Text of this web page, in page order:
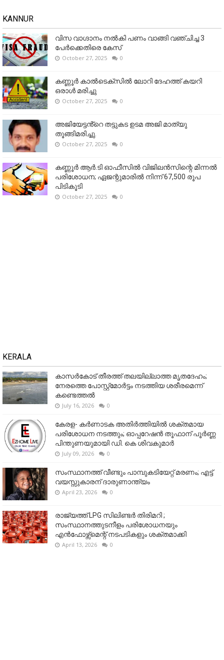
KANNUR
വിസ വാഗ്ദാനം നൽകി പണം വാങ്ങി വഞ്ചിച്ച 3
പേർക്കെതിരെ കേസ്
October 27, 2025 0
കണ്ണൂര്‍ കാല്‍ടെക്‌സില്‍ ലോറി ദേഹത്ത് കയറി
ഒരാള്‍ മരിച്ചു
October 27, 2025 0
അജിയേട്ടൻ്റെ തട്ടുകട ഉടമ അജി മാത്യു
തൂങ്ങിമരിച്ചു.
October 27, 2025 0
കണ്ണൂര്‍ ആര്‍.ടി ഓഫീസില്‍ വിജിലൻസിന്റെ മിന്നല്‍
പരിശോധന; ഏജന്റുമാരില്‍ നിന്ന് 67,500 രൂപ
പിടികൂടി
October 27, 2025 0
KERALA
കാസർകോട് തീരത്ത് തലയില്ലാത്ത മൃതദേഹം;
നേരത്തെ പോസ്റ്റ്‌മോർട്ടം നടത്തിയ ശരീരമെന്ന്
കണ്ടെത്തൽ
July 16, 2026 0
കേരള- കർണാടക അതിർത്തിയിൽ ശക്തമായ
പരിശോധന നടത്തും; ഓപ്പറേഷൻ തൂഫാന് പൂർണ്ണ
പിന്തുണയുമായി ഡി. കെ ശിവകുമാർ
July 09, 2026 0
സംസ്ഥാനത്ത് വീണ്ടും പാമ്പുകടിയേറ്റ് മരണം; എട്ട്
വയസ്സുകാരന് ദാരുണാന്ത്യം
April 23, 2026 0
രാജ്യത്ത് LPG സിലിണ്ടർ തിരിമറി ;
സംസ്ഥാനത്തുടനീളം പരിശോധനയും
എൻഫോഴ്സ്മെന്റ് നടപടികളും ശക്തമാക്കി
April 13, 2026 0